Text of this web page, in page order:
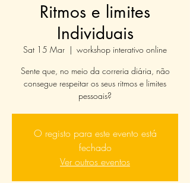
Ritmos e limites
Individuais
Sat 15 Mar
  |
workshop interativo online
Sente que, no meio da correria diária, não
consegue respeitar os seus ritmos e limites
pessoais?
O registo para este evento está
fechado
Ver outros eventos